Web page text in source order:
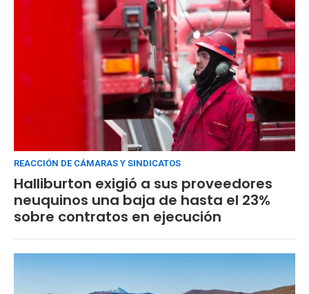
REACCIÓN DE CÁMARAS Y SINDICATOS
Halliburton exigió a sus proveedores
neuquinos una baja de hasta el 23%
sobre contratos en ejecución